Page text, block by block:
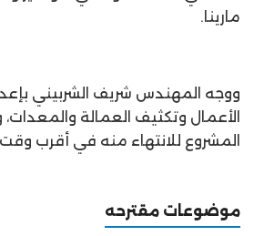
مارينا.
ووجه المهندس شريف الشربيني
الأعمال وتكثيف العمالة والمعدات،
المشروع للانتهاء منه في أقرب
موضوعات مقترحه